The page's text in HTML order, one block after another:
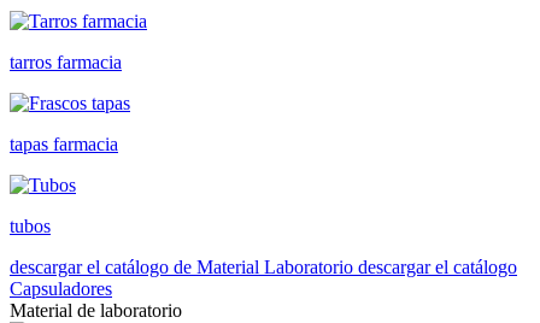
tarros farmacia
tapas farmacia
tubos
descargar el catálogo de Material Laboratorio descargar el catálogo
Capsuladores
Material de laboratorio